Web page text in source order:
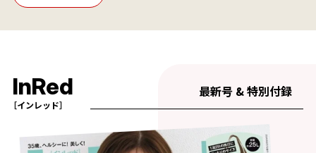
InRed
［インレッド］
最新号 & 特別付録